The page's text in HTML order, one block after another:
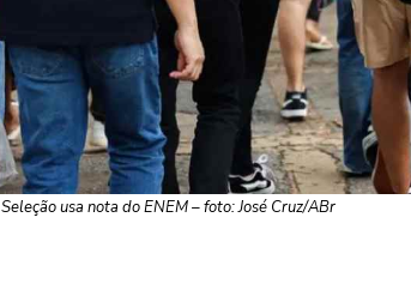
Seleção usa nota do ENEM – foto: José Cruz/ABr